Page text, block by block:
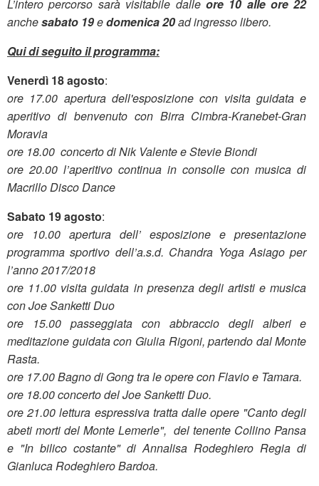
L’intero percorso sarà visitabile dalleore 10 alle ore 22
anchesabato 19edomenica 20ad ingresso libero.
Qui di seguito il programma:
Venerdì 18 agosto:
ore 17.00 apertura dell'esposizione con visita guidata e
aperitivo di benvenuto con Birra Cimbra-Kranebet-Gran
Moravia
ore 18.00 concerto di Nik Valente e Stevie Biondi
ore 20.00 l’aperitivo continua in consolle con musica di
Macrillo Disco Dance
Sabato 19 agosto:
ore 10.00 apertura dell’ esposizione e presentazione
programma sportivo dell’a.s.d. Chandra Yoga Asiago per
l’anno 2017/2018
ore 11.00 visita guidata in presenza degli artisti e musica
con Joe Sanketti Duo
ore 15.00 passeggiata con abbraccio degli alberi e
meditazione guidata con Giulia Rigoni, partendo dal Monte
Rasta.
ore 17.00 Bagno di Gong tra le opere con Flavio e Tamara.
ore 18.00 concerto del Joe Sanketti Duo.
ore 21.00 lettura espressiva tratta dalle opere "Canto degli
abeti morti del Monte Lemerle", del tenente Collino Pansa
e "In bilico costante" di Annalisa Rodeghiero Regia di
Gianluca Rodeghiero Bardoa.